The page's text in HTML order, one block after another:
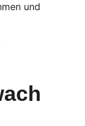
und